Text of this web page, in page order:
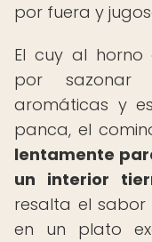
por fuera y
El cuy al horno
por sazonar
aromáticas y
panca, el
lentamente
un interior
resalta el sabor
en un plato